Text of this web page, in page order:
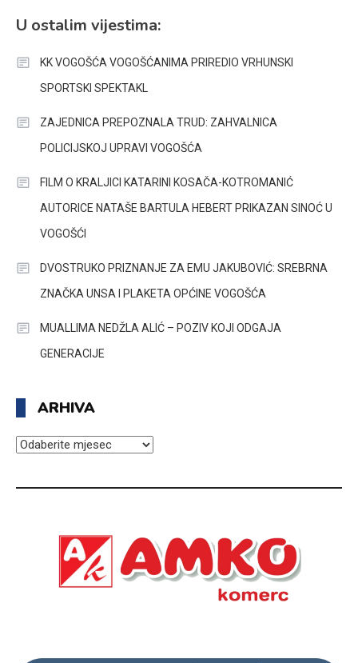
U ostalim vijestima:
KK VOGOŠĆA VOGOŠĆANIMA PRIREDIO VRHUNSKI
SPORTSKI SPEKTAKL
ZAJEDNICA PREPOZNALA TRUD: ZAHVALNICA
POLICIJSKOJ UPRAVI VOGOŠĆA
FILM O KRALJICI KATARINI KOSAČA-KOTROMANIĆ
AUTORICE NATAŠE BARTULA HEBERT PRIKAZAN SINOĆ U
VOGOŠĆI
DVOSTRUKO PRIZNANJE ZA EMU JAKUBOVIĆ: SREBRNA
ZNAČKA UNSA I PLAKETA OPĆINE VOGOŠĆA
MUALLIMA NEDŽLA ALIĆ – POZIV KOJI ODGAJA
GENERACIJE
ARHIVA
ARHIVA